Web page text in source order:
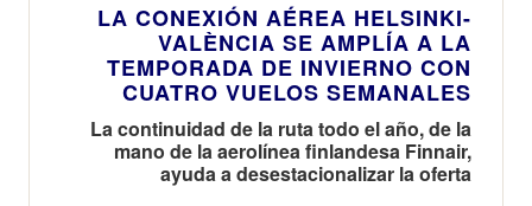
LA CONEXIÓN AÉREA HELSINKI-
VALÈNCIA SE AMPLÍA A LA
TEMPORADA DE INVIERNO CON
CUATRO VUELOS SEMANALES
La continuidad de la ruta todo el año, de la
mano de la aerolínea finlandesa Finnair,
ayuda a desestacionalizar la oferta